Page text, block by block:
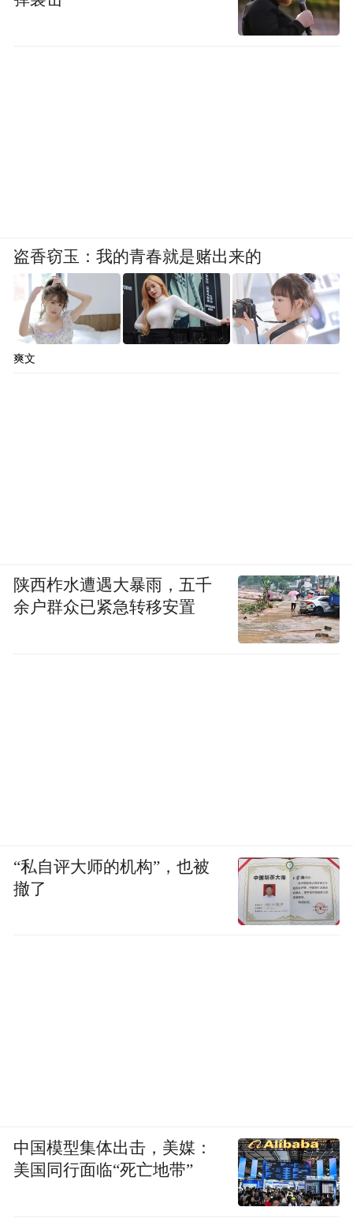
盗香窃玉：我的青春就是赌出来的
爽文
陕西柞水遭遇大暴雨，五千
余户群众已紧急转移安置
“私自评大师的机构”，也被
撤了
中国模型集体出击，美媒：
美国同行面临“死亡地带”